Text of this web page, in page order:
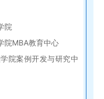
院
院MBA教育中心
院案例开发与研究中